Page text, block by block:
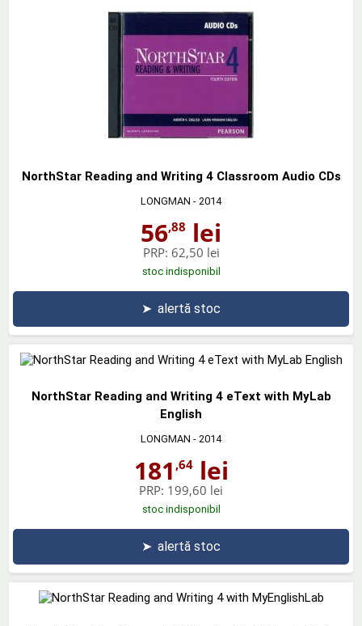
NorthStar Reading and Writing 4 Classroom Audio CDs
LONGMAN - 2014
56,88 lei
PRP: 62,50 lei
stoc indisponibil
➤ alertă stoc
NorthStar Reading and Writing 4 eText with MyLab
English
LONGMAN - 2014
181 ,64lei
PRP: 199,60 lei
stoc indisponibil
➤ alertă stoc